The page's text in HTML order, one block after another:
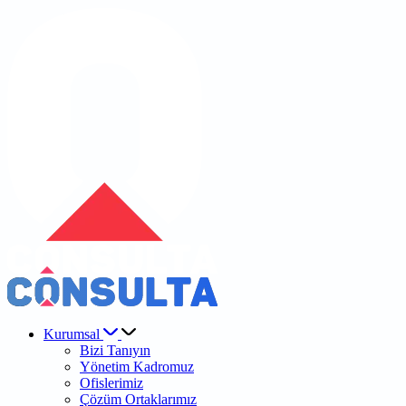
Kurumsal
Bizi Tanıyın
Yönetim Kadromuz
Ofislerimiz
Çözüm Ortaklarımız